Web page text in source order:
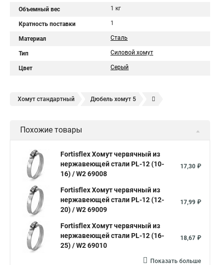
Объемный вес 1 кг
Кратность поставки 1
Материал Сталь
Тип Силовой хомут
Цвет Серый
Хомут стандартный Дюбель хомут 5
Дюбель хомут для крепления Хомут для прокладки трубы
Хомут усиливающий Хомут 32 Хомут 2 Хомут 40
Хомут червячный
Хомут червячный мм
Хомуты для крепления трубопроводов
Хомут 2 мм Хомут 24137 80 Хомут 120
Хомут 6 мм
Похожие товары
Fortisflex Хомут червячный из
нержавеющей стали PL-12 (10-
16) / W2 69008
17,30 ₽
Fortisflex Хомут червячный из
нержавеющей стали PL-12 (12-
20) / W2 69009
17,99 ₽
Fortisflex Хомут червячный из
нержавеющей стали PL-12 (16-
25) / W2 69010
18,67 ₽
Показать больше